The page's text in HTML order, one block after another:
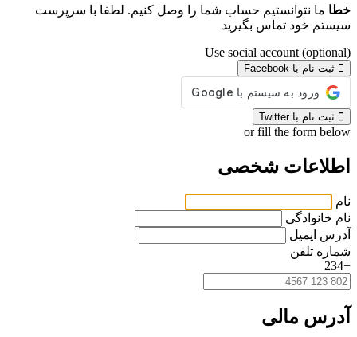
خطا ما نتوانستیم حساب شما را وصل کنیم. لطفا با سرپرست
سیستم خود تماس بگیرید
Use social account (optional)
or fill the form below
اطلاعات شخصی
نام
نام خانوادگی
آدرس ایمیل
شماره تلفن
+234
آدرس مالی